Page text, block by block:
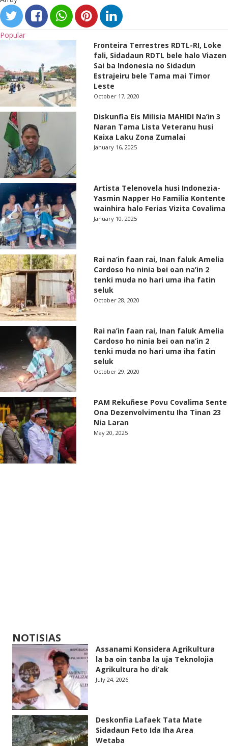
Popular
Fronteira Terrestres RDTL-RI, Loke
fali, Sidadaun RDTL bele halo Viazen
Sai ba Indonesia no Sidadun
Estrajeiru bele Tama mai Timor
Leste
October 17, 2020
Diskunfia Eis Milisia MAHIDI Na’in 3
Naran Tama Lista Veteranu husi
Kaixa Laku Zona Zumalai
January 16, 2025
Artista Telenovela husi Indonezia-
Yasmin Napper Ho Familia Kontente
wainhira halo Ferias Vizita Covalima
January 10, 2025
Rai na’in faan rai, Inan faluk Amelia
Cardoso ho ninia bei oan na’in 2
tenki muda no hari uma iha fatin
seluk
October 28, 2020
Rai na’in faan rai, Inan faluk Amelia
Cardoso ho ninia bei oan na’in 2
tenki muda no hari uma iha fatin
seluk
October 29, 2020
PAM Rekuñese Povu Covalima Sente
Ona Dezenvolvimentu Iha Tinan 23
Nia Laran
May 20, 2025
NOTISIAS
Assanami Konsidera Agrikultura
la ba oin tanba la uja Teknolojia
Agrikultura ho di’ak
July 24, 2026
Deskonfia Lafaek Tata Mate
Sidadaun Feto Ida Iha Area
Wetaba